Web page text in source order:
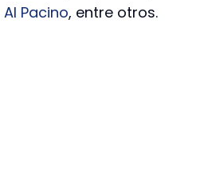
Al Pacino, entre otros.